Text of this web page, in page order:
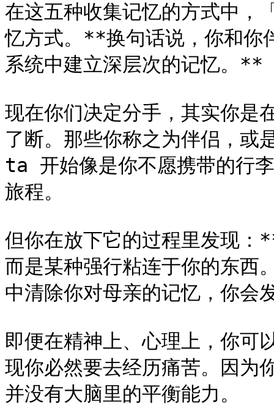
在这五种收集记忆的方式中，
忆方式。**换句话说，你和你
系统中建立深层次的记忆。**
现在你们决定分手，其实你是
了断。那些你称之为伴侣，或
ta 开始像是你不愿携带的行
旅程。
但你在放下它的过程里发现：
而是某种强行粘连于你的东
中清除你对母亲的记忆，你会
即便在精神上、心理上，你可
现你必然要去经历痛苦。因为
并没有大脑里的平衡能力。